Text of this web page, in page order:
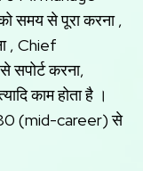
समय से पूरा करना ,
, Chief
करना,
काम होता है ।
(mid-career) से